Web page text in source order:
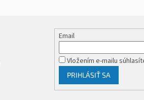
Email
Vložením e-mailu
PRIHLÁSIŤ SA